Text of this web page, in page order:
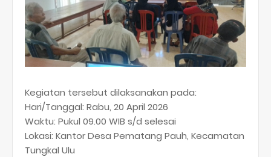
Kegiatan tersebut dilaksanakan pada:
Hari/Tanggal: Rabu, 20 April 2026
Waktu: Pukul 09.00 WIB s/d selesai
Lokasi: Kantor Desa Pematang Pauh, Kecamatan
Tungkal Ulu